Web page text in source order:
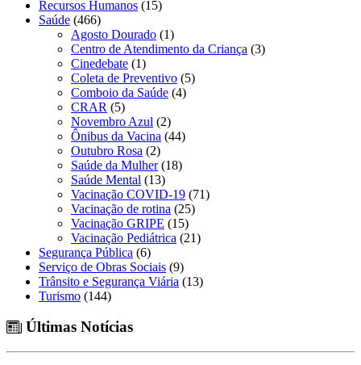
Recursos Humanos (15)
Saúde (466)
Agosto Dourado (1)
Centro de Atendimento da Criança (3)
Cinedebate (1)
Coleta de Preventivo (5)
Comboio da Saúde (4)
CRAR (5)
Novembro Azul (2)
Ônibus da Vacina (44)
Outubro Rosa (2)
Saúde da Mulher(18)
Saúde Mental (13)
Vacinação COVID-19 (71)
Vacinação de rotina (25)
Vacinação GRIPE (15)
Vacinação Pediátrica (21)
Segurança Pública (6)
Serviço de Obras Sociais (9)
Trânsito e Segurança Viária (13)
Turismo (144)
Últimas Notícias